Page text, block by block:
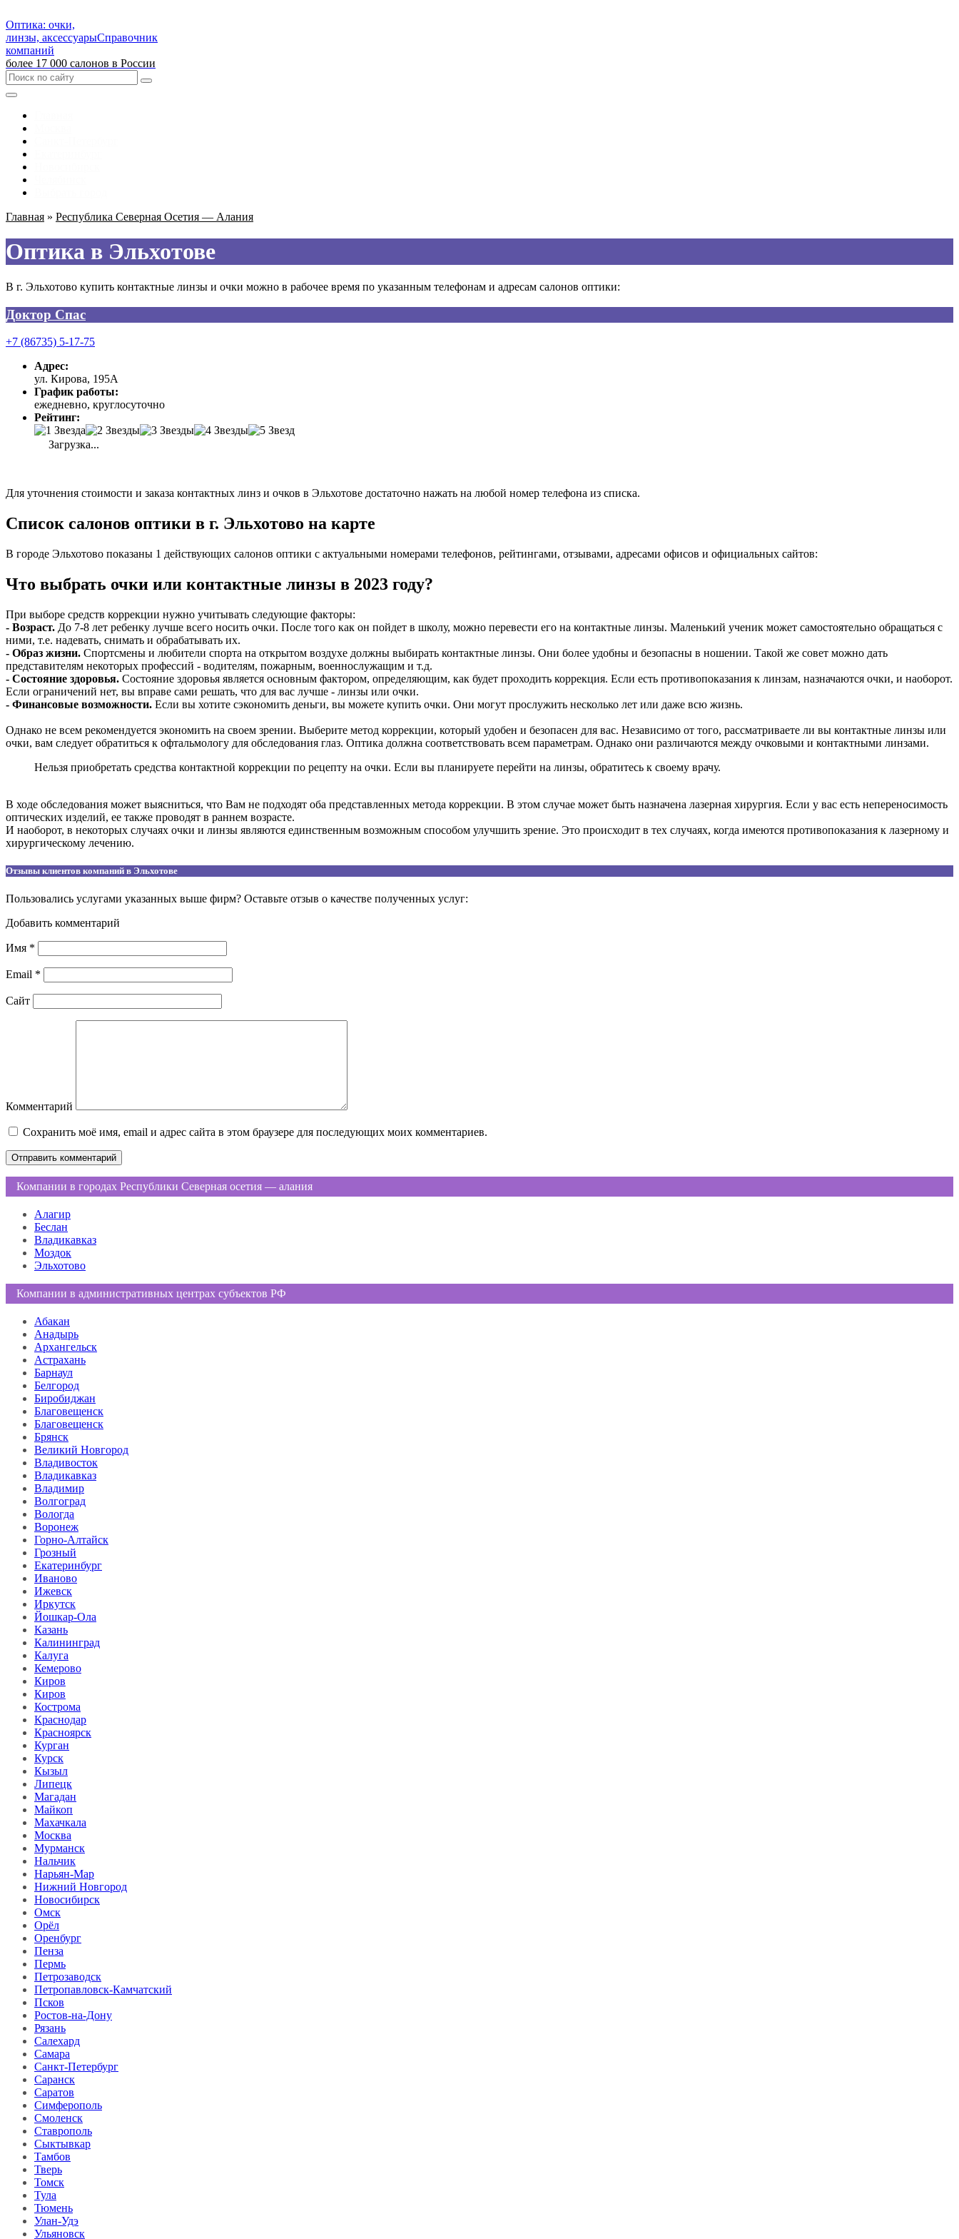
Оптика: очки,
линзы, аксессуарыСправочник
компаний
более 17 000 салонов в России
Главная » Республика Северная Осетия — Алания
Оптика в Эльхотове
В г. Эльхотово купить контактные линзы и очки можно в рабочее время по указанным телефонам и адресам салонов оптики:
Доктор Спас
+7 (86735) 5-17-75
Адрес:
ул. Кирова, 195А
График работы:
ежедневно, круглосуточно
Рейтинг:
Загрузка...
Для уточнения стоимости и заказа контактных линз и очков в Эльхотове достаточно нажать на любой номер телефона из списка.
Список салонов оптики в г. Эльхотово на карте
В городе Эльхотово показаны 1 действующих салонов оптики с актуальными номерами телефонов, рейтингами, отзывами, адресами офисов и официальных сайтов:
Что выбрать очки или контактные линзы в 2023 году?
При выборе средств коррекции нужно учитывать следующие факторы:
- Возраст. До 7-8 лет ребенку лучше всего носить очки. После того как он пойдет в школу, можно перевести его на контактные линзы. Маленький ученик может самостоятельно обращаться с
ними, т.е. надевать, снимать и обрабатывать их.
- Образ жизни. Спортсмены и любители спорта на открытом воздухе должны выбирать контактные линзы. Они более удобны и безопасны в ношении. Такой же совет можно дать
представителям некоторых профессий - водителям, пожарным, военнослужащим и т.д.
- Состояние здоровья. Состояние здоровья является основным фактором, определяющим, как будет проходить коррекция. Если есть противопоказания к линзам, назначаются очки, и наоборот.
Если ограничений нет, вы вправе сами решать, что для вас лучше - линзы или очки.
- Финансовые возможности. Если вы хотите сэкономить деньги, вы можете купить очки. Они могут прослужить несколько лет или даже всю жизнь.
Однако не всем рекомендуется экономить на своем зрении. Выберите метод коррекции, который удобен и безопасен для вас. Независимо от того, рассматриваете ли вы контактные линзы или
очки, вам следует обратиться к офтальмологу для обследования глаз. Оптика должна соответствовать всем параметрам. Однако они различаются между очковыми и контактными линзами.
Нельзя приобретать средства контактной коррекции по рецепту на очки. Если вы планируете перейти на линзы, обратитесь к своему врачу.
В ходе обследования может выясниться, что Вам не подходят оба представленных метода коррекции. В этом случае может быть назначена лазерная хирургия. Если у вас есть непереносимость
оптических изделий, ее также проводят в раннем возрасте.
И наоборот, в некоторых случаях очки и линзы являются единственным возможным способом улучшить зрение. Это происходит в тех случаях, когда имеются противопоказания к лазерному и
хирургическому лечению.
Отзывы клиентов компаний в Эльхотове
Пользовались услугами указанных выше фирм? Оставьте отзыв о качестве полученных услуг:
Добавить комментарий
Имя *
Email *
Сайт
Комментарий
Сохранить моё имя, email и адрес сайта в этом браузере для последующих моих комментариев.
Компании в городах Республики Северная осетия — алания
Алагир
Беслан
Владикавказ
Моздок
Эльхотово
Компании в административных центрах субъектов РФ
Абакан
Анадырь
Архангельск
Астрахань
Барнаул
Белгород
Биробиджан
Благовещенск
Благовещенск
Брянск
Великий Новгород
Владивосток
Владикавказ
Владимир
Волгоград
Вологда
Воронеж
Горно-Алтайск
Грозный
Екатеринбург
Иваново
Ижевск
Иркутск
Йошкар-Ола
Казань
Калининград
Калуга
Кемерово
Киров
Киров
Кострома
Краснодар
Красноярск
Курган
Курск
Кызыл
Липецк
Магадан
Майкоп
Махачкала
Москва
Мурманск
Нальчик
Нарьян-Мар
Нижний Новгород
Новосибирск
Омск
Орёл
Оренбург
Пенза
Пермь
Петрозаводск
Петропавловск-Камчатский
Псков
Ростов-на-Дону
Рязань
Салехард
Самара
Санкт-Петербург
Саранск
Саратов
Симферополь
Смоленск
Ставрополь
Сыктывкар
Тамбов
Тверь
Томск
Тула
Тюмень
Улан-Удэ
Ульяновск